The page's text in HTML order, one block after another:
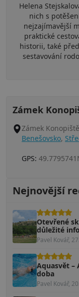
Helena
nich s
nejzajímavější
praktické
historii, také
sestavování
Zámek
Zámek
Benešovsko,
GPS:
Nejnovější
Otevřené
důležité
Pavel Kovář,
Aquasvět –
doba
Pavel Kovář,